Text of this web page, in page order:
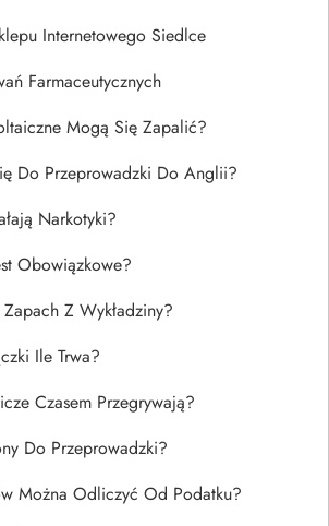
Internetowego Siedlce
Farmaceutycznych
Mogą Się Zapalić?
Do Przeprowadzki Do Anglii?
Narkotyki?
Obowiązkowe?
Zapach Z Wykładziny?
Ile Trwa?
Czasem Przegrywają?
Do Przeprowadzki?
Można Odliczyć Od Podatku?